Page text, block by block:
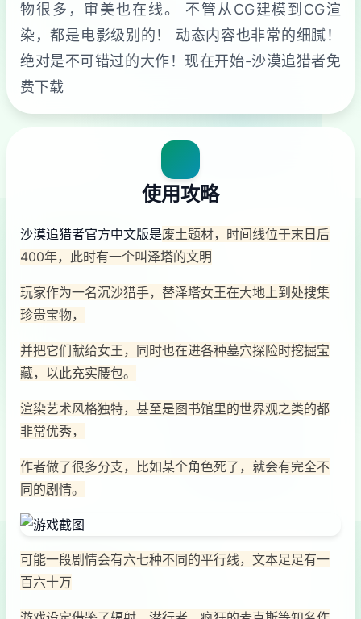
物很多，审美也在线。 不管从CG建模到CG渲
染，都是电影级别的！ 动态内容也非常的细腻！
绝对是不可错过的大作！现在开始-沙漠追猎者免
费下载
使用攻略
沙漠追猎者官方中文版是废土题材，时间线位于末日后
400年，此时有一个叫泽塔的文明
玩家作为一名沉沙猎手，替泽塔女王在大地上到处搜集
珍贵宝物，
并把它们献给女王，同时也在进各种墓穴探险时挖掘宝
藏，以此充实腰包。
渲染艺术风格独特，甚至是图书馆里的世界观之类的都
非常优秀，
作者做了很多分支，比如某个角色死了，就会有完全不
同的剧情。
可能一段剧情会有六七种不同的平行线，文本足足有一
百六十万